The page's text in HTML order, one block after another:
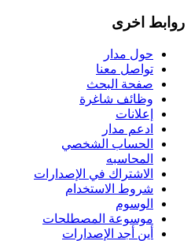
روابط اخرى
حول مدار
تواصل معنا
صفحة البحث
وظائف شاغرة
إعلانات
ادعم مدار
الحساب الشخصي
المحاسبه
الاشتراك في الإصدارات
شروط الاستخدام
الوسوم
موسوعة المصطلحات
أين أجد الإصدارات